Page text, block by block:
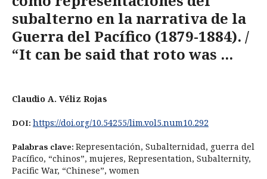
subalterno en la narrativa de la
Guerra del Pacífico (1879-1884). /
“It can be said that roto was ...
Claudio A. Véliz Rojas
DOI: https://doi.org/10.54255/lim.vol5.num10.292
Palabras clave: Representación, Subalternidad, guerra del
Pacífico, “chinos”, mujeres, Representation, Subalternity,
Pacific War, “Chinese”, women